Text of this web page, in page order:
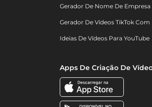
Gerador De Nome De Empresa
Gerador De Vídeos TikTok Com
Ideias De Vídeos Para YouTube
Apps De Criação De